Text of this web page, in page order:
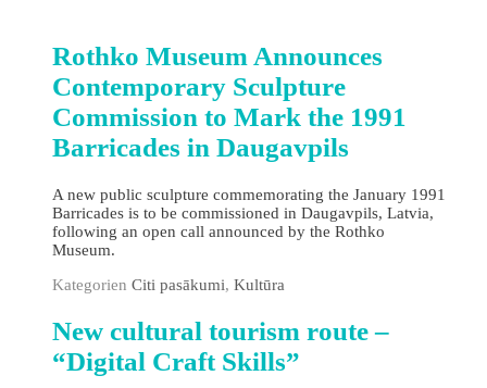
Rothko Museum Announces
Contemporary Sculpture
Commission to Mark the 1991
Barricades in Daugavpils
A new public sculpture commemorating the January 1991
Barricades is to be commissioned in Daugavpils, Latvia,
following an open call announced by the Rothko
Museum.
Kategorien Citi pasākumi, Kultūra
New cultural tourism route –
“Digital Craft Skills”